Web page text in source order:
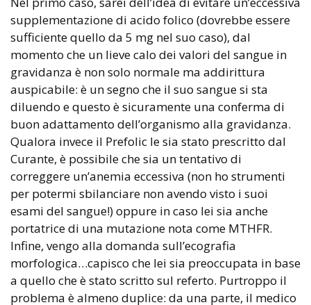
supplementazione di acido folico (dovrebbe essere
sufficiente quello da 5 mg nel suo caso), dal
momento che un lieve calo dei valori del sangue in
gravidanza è non solo normale ma addirittura
auspicabile: è un segno che il suo sangue si sta
diluendo e questo è sicuramente una conferma di
buon adattamento dell’organismo alla gravidanza.
Qualora invece il Prefolic le sia stato prescritto dal
Curante, è possibile che sia un tentativo di
correggere un’anemia eccessiva (non ho strumenti
per potermi sbilanciare non avendo visto i suoi
esami del sangue!) oppure in caso lei sia anche
portatrice di una mutazione nota come MTHFR.
Infine, vengo alla domanda sull’ecografia
morfologica…capisco che lei sia preoccupata in base
a quello che è stato scritto sul referto. Purtroppo il
problema è almeno duplice: da una parte, il medico